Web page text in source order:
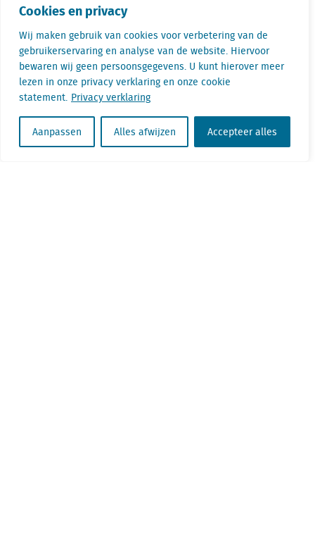
Cookies en privacy
Wij maken gebruik van cookies voor verbetering van de
gebruikerservaring en analyse van de website. Hiervoor
bewaren wij geen persoonsgegevens. U kunt hierover meer
lezen in onze privacy verklaring en onze cookie
statement. Privacy verklaring
Aanpassen Alles afwijzen Accepteer alles
Gertjan Slob is Directeur Onderzoek bij
Locatus. Tijdens zijn werk is hij continu bezig
met het analyseren van retaildata. Hierbij
ontwikkelingen. Hij is dan ook een
veelgevraagd spreker.